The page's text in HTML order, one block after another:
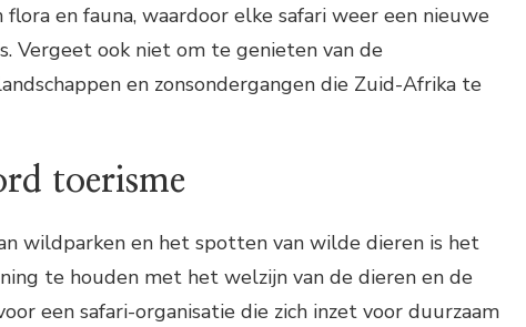
flora en fauna, waardoor elke safari weer een nieuwe
Vergeet ook niet om te genieten van de
en zonsondergangen die Zuid-Afrika te
toerisme
wildparken en het spotten van wilde dieren is het
te houden met het welzijn van de dieren en de
een safari-organisatie die zich inzet voor duurzaam